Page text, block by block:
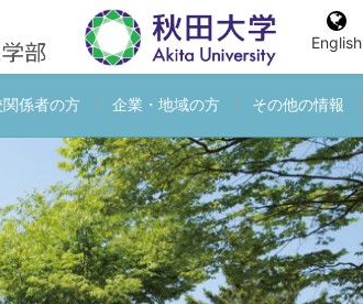
English
係者の方 企業・地域の方 その他の情報